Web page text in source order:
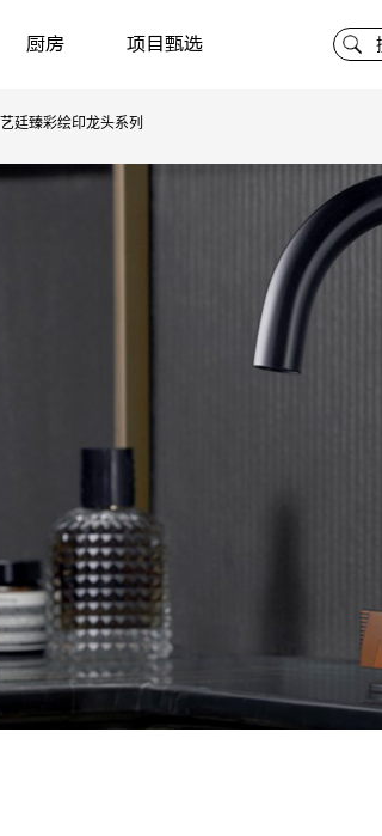
厨房 项目甄选
艺廷臻彩绘印龙头系列